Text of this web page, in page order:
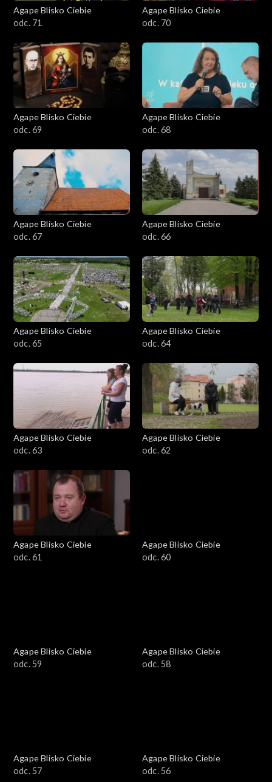
Agape Blisko Ciebie
odc. 71
Agape Blisko Ciebie
odc. 70
Agape Blisko Ciebie
odc. 69
Agape Blisko Ciebie
odc. 68
Agape Blisko Ciebie
odc. 67
Agape Blisko Ciebie
odc. 66
Agape Blisko Ciebie
odc. 65
Agape Blisko Ciebie
odc. 64
Agape Blisko Ciebie
odc. 63
Agape Blisko Ciebie
odc. 62
Agape Blisko Ciebie
odc. 61
Agape Blisko Ciebie
odc. 60
Agape Blisko Ciebie
odc. 59
Agape Blisko Ciebie
odc. 58
Agape Blisko Ciebie
odc. 57
Agape Blisko Ciebie
odc. 56